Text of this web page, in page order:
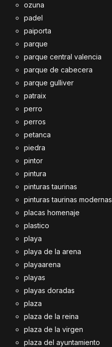
ozuna
padel
paiporta
parque
parque central valencia
parque de cabecera
parque gulliver
patraix
perro
perros
petanca
piedra
pintor
pintura
pinturas taurinas
pinturas taurinas modernas
placas homenaje
plastico
playa
playa de la arena
playaarena
playas
playas doradas
plaza
plaza de la reina
plaza de la virgen
plaza del ayuntamiento